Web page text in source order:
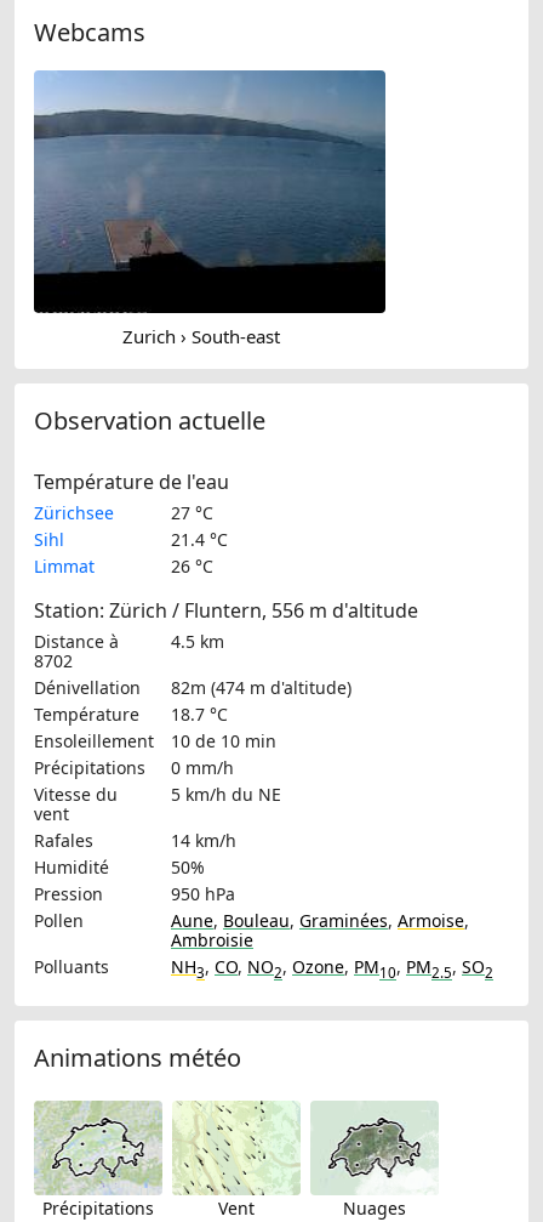
Webcams
Zurich › South-east
Observation actuelle
Température de l'eau
Zürichsee
27 °C
Sihl
21.4 °C
Limmat
26 °C
Station: Zürich / Fluntern, 556 m d'altitude
Distance à
8702
4.5 km
Dénivellation
82m (474 m d'altitude)
Température
18.7 °C
Ensoleillement
10 de 10 min
Précipitations
0 mm/h
Vitesse du
vent
5 km/h du NE
Rafales
14 km/h
Humidité
50%
Pression
950 hPa
Pollen
Aune, Bouleau, Graminées, Armoise,
Ambroisie
Polluants
NH3, CO, NO2, Ozone, PM10, PM2.5, SO2
Animations météo
Précipitations Vent Nuages